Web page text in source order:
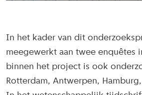
In het kader van dit
meegewerkt aan twee enquêtes
binnen het project is ook
Rotterdam, Antwerpen,